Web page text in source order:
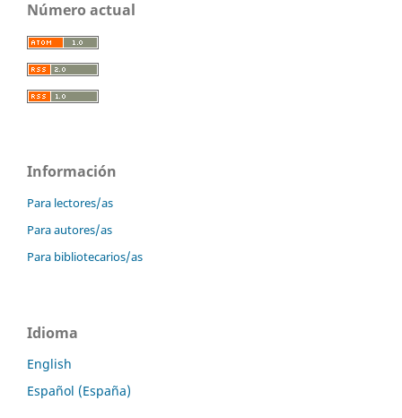
Número actual
Información
Para lectores/as
Para autores/as
Para bibliotecarios/as
Idioma
English
Español (España)